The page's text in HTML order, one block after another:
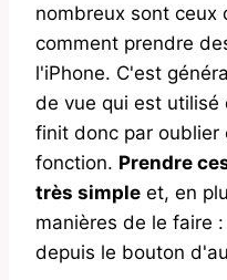
nombreux sont ceux
comment prendre
l'iPhone. C'est
de vue qui est utilisé
finit donc par oublier
fonction. Prendre
très simple et, en
manières de le faire
depuis le bouton